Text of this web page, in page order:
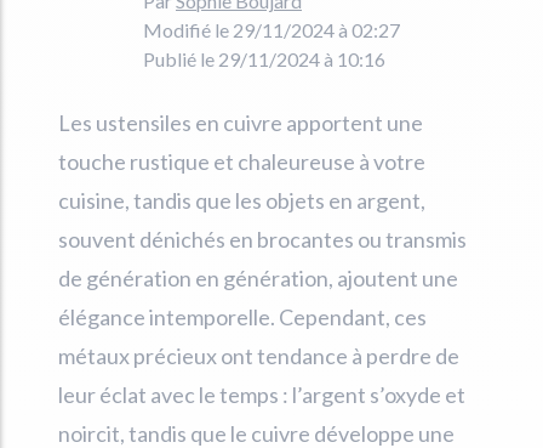
Modifié le 29/11/2024 à 02:27
Publié le 29/11/2024 à 10:16
Les ustensiles en cuivre apportent une
touche rustique et chaleureuse à votre
cuisine, tandis que les objets en argent,
souvent dénichés en brocantes ou transmis
de génération en génération, ajoutent une
élégance intemporelle. Cependant, ces
métaux précieux ont tendance à perdre de
leur éclat avec le temps : l’argent s’oxyde et
noircit, tandis que le cuivre développe une